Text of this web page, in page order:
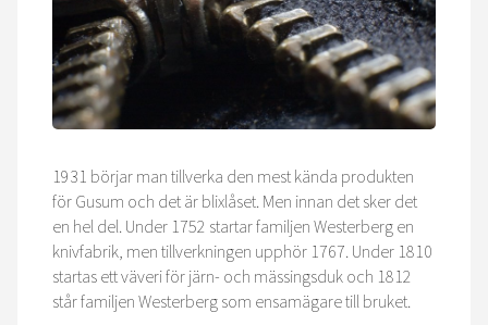
1931 börjar man tillverka den mest kända produkten
för Gusum och det är blixlåset. Men innan det sker det
en hel del. Under 1752 startar familjen Westerberg en
knivfabrik, men tillverkningen upphör 1767. Under 1810
startas ett väveri för järn- och mässingsduk och 1812
står familjen Westerberg som ensamägare till bruket.